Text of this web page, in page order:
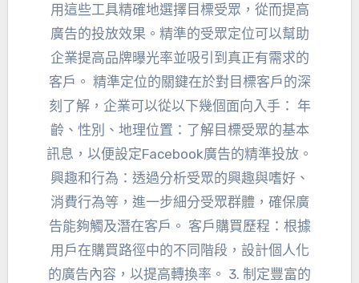
用這些工具精確地選擇目標受眾，從而提高
廣告的投放效果。精準的受眾定位可以幫助
企業提高品牌曝光率並吸引到真正有需求的
客戶。 精準定位的關鍵在於對目標客戶的深
刻了解，企業可以從以下幾個面向入手： 年
齡、性別、地理位置：了解目標受眾的基本
訊息，以便設定Facebook廣告的精準投放。
興趣和行為：透過分析受眾的興趣與嗜好、
消費行為等，進一步細分受眾群體，確保廣
告能夠觸及潛在客戶。 客戶購買歷程：根據
用戶在購買路徑中的不同階段，設計個人化
的廣告內容，以提高轉換率。 3. 制定豐富的